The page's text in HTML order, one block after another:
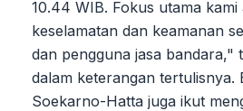
10.44 WIB. Fokus utama kami
keselamatan dan keamanan
dan pengguna jasa bandara,"
dalam keterangan tertulisnya.
Soekarno-Hatta juga ikut